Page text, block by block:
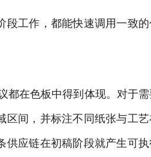
段工作，都能快速调用一致
都在色板中得到体现。对于
区间，并标注不同纸张与工艺
供应链在初稿阶段就产生可